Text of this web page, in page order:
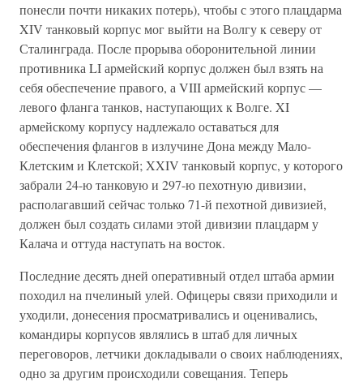
понесли почти никаких потерь), чтобы с этого плацдарма
XIV танковый корпус мог выйти на Волгу к северу от
Сталинграда. После прорыва оборонительной линии
противника LI армейский корпус должен был взять на
себя обеспечение правого, а VIII армейский корпус —
левого фланга танков, наступающих к Волге. XI
армейскому корпусу надлежало оставаться для
обеспечения флангов в излучине Дона между Мало-
Клетским и Клетской; XXIV танковый корпус, у которого
забрали 24-ю танковую и 297-ю пехотную дивизии,
располагавший сейчас только 71-й пехотной дивизией,
должен был создать силами этой дивизии плацдарм у
Калача и оттуда наступать на восток.
Последние десять дней оперативный отдел штаба армии
походил на пчелиный улей. Офицеры связи приходили и
уходили, донесения просматривались и оценивались,
командиры корпусов являлись в штаб для личных
переговоров, летчики докладывали о своих наблюдениях,
одно за другим происходили совещания. Теперь